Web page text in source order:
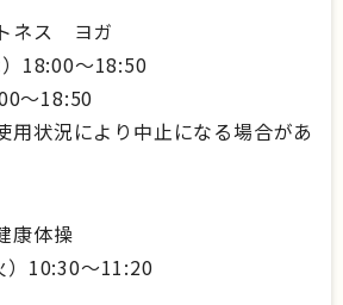
ネス ヨガ
18:00～18:50
～18:50
状況により中止になる場合があ
康体操
）10:30～11:20